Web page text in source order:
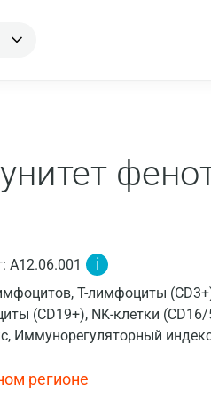
A12.06.001 i
T-лимфоциты
(CD19+), NK-клетки
Иммунорегуляторный
регионе